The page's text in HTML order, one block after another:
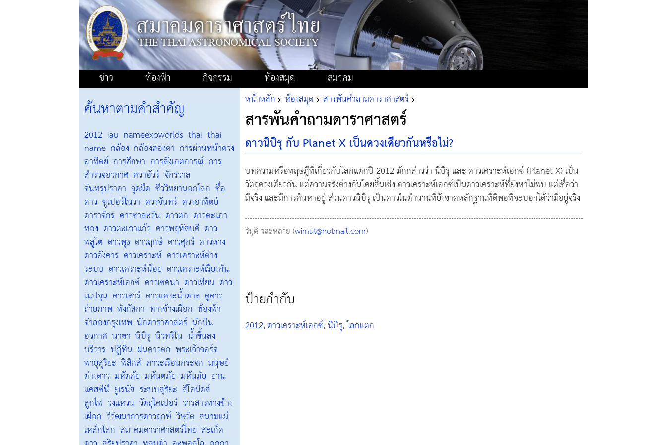
ข่าว ท้องฟ้า กิจกรรม ห้องสมุด สมาคม
ค้นหาตามคำสำคัญ
2012 iau nameexoworlds thai thai
name กล้อง กล้องสองตา การผ่านหน้าดวง
อาทิตย์ การศึกษา การสังเกตการณ์ การ
สำรวจอวกาศ ควาอัวร์ จักรวาล
จันทรุปราคา จุดมืด ชีววิทยานอกโลก ชื่อ
ดาว ซูเปอร์โนวา ดวงจันทร์ ดวงอาทิตย์
ดาราจักร ดาวชาละวัน ดาวตก ดาวตะเภา
ทอง ดาวตะเภาแก้ว ดาวพฤหัสบดี ดาว
พลูโต ดาวพุธ ดาวฤกษ์ ดาวศุกร์ ดาวหาง
ดาวอังคาร ดาวเคราะห์ ดาวเคราะห์ต่าง
ระบบ ดาวเคราะห์น้อย ดาวเคราะห์เรียงกัน
ดาวเคราะห์เอกซ์ ดาวเซดนา ดาวเทียม ดาว
เนปจูน ดาวเสาร์ ดาวแคระน้ำตาล ดูดาว
ถ่ายภาพ ทังกัสกา ทางช้างเผือก ท้องฟ้า
จำลองกรุงเทพ นักดาราศาสตร์ นักบิน
อวกาศ นาซา นิบิรุ นิวทริโน น้ำขึ้นลง
บริวาร ปฏิทิน ฝนดาวตก พระเจ้าจอร์จ
พายุสุริยะ ฟิสิกส์ ภาวะเรือนกระจก มนุษย์
ต่างดาว มหัตภัย มหันตภัย มหันภัย ยาน
แคสซีนี ยูเรนัส ระบบสุริยะ ลีโอนิดส์
ลูกไฟ วงแหวน วัตถุไคเปอร์ วารสารทางช้าง
เผือก วิวัฒนาการดาวฤกษ์ วิษุวัต สนามแม่
เหล็กโลก สมาคมดาราศาสตร์ไทย สะเก็ด
หน้าหลัก ห้องสมุด สารพันคำถามดาราศาสตร์
สารพันคำถามดาราศาสตร์
ดาวนิบิรุ กับ Planet X เป็นดวงเดียวกันหรือไม่?
บทความหรือทฤษฎีที่เกี่ยวกับโลกแตกปี 2012 มักกล่าวว่า นิบิรุ และ ดาวเคราะห์เอกซ์ (Planet X) เป็น
วัตถุดวงเดียวกัน แต่ความจริงต่างกันโดยสิ้นเชิง ดาวเคราะห์เอกซ์เป็นดาวเคราะห์ที่ยังหาไม่พบ แต่เชื่อว่า
มีจริง และมีการค้นหาอยู่ ส่วนดาวนิบิรุ เป็นดาวในตำนานที่ยังขาดหลักฐานที่ดีพอที่จะบอกได้ว่ามีอยู่จริง
วิมุติ วสะหลาย (wimut@hotmail.com)
ป้ายกำกับ
2012,ดาวเคราะห์เอกซ์,นิบิรุ,โลกแตก